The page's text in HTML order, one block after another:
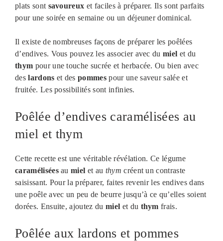
plats sont savoureux et faciles à préparer. Ils sont parfaits
pour une soirée en semaine ou un déjeuner dominical.
Il existe de nombreuses façons de préparer les poêlées
d’endives. Vous pouvez les associer avec dumiel et du
thym pour une touche sucrée et herbacée. Ou bien avec
deslardons et despommes pour une saveur salée et
fruitée. Les possibilités sont infinies.
Poêlée d’endives caramélisées au
miel et thym
Cette recette est une véritable révélation. Ce légume
caraméliséesaumiel et au thym créent un contraste
saisissant. Pour la préparer, faites revenir les endives dans
une poêle avec un peu de beurre jusqu’à ce qu’elles soient
dorées. Ensuite, ajoutez du miel et du thym frais.
Poêlée aux lardons et pommes